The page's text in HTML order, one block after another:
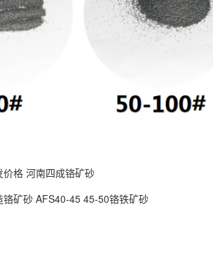
价格 河南四成铬矿砂
铬矿砂 AFS40-45 45-50铬铁矿砂